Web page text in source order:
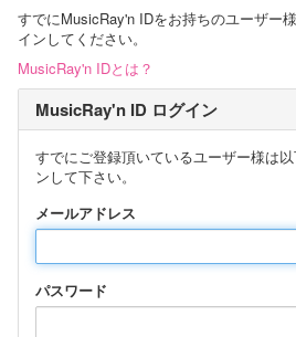
すでにMusicRay'n IDをお持ちのユーザー
インしてください。
MusicRay'n IDとは？
MusicRay'n ID ログイン
すでにご登録頂いているユーザー様は
ンして下さい。
メールアドレス
パスワード